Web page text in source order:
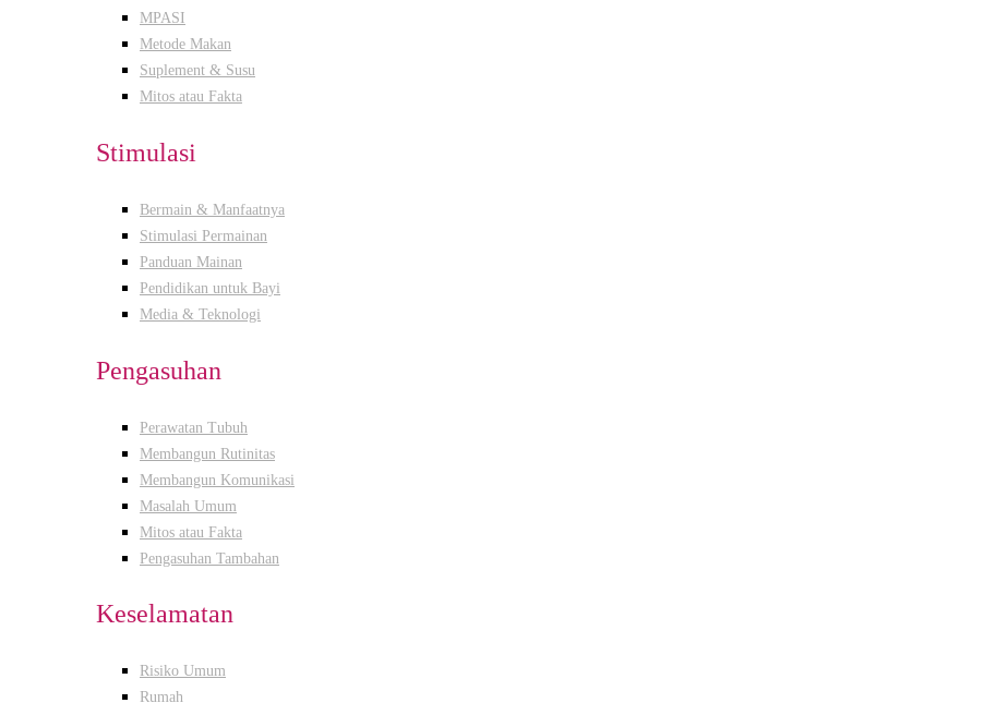
MPASI
Metode Makan
Suplement & Susu
Mitos atau Fakta
Stimulasi
Bermain & Manfaatnya
Stimulasi Permainan
Panduan Mainan
Pendidikan untuk Bayi
Media & Teknologi
Pengasuhan
Perawatan Tubuh
Membangun Rutinitas
Membangun Komunikasi
Masalah Umum
Mitos atau Fakta
Pengasuhan Tambahan
Keselamatan
Risiko Umum
Rumah